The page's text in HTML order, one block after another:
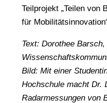
Teilprojekt „Teilen von
für
Text: Dorothee
Bild: Mit einer
Hochschule macht Dr.
Radarmessungen von